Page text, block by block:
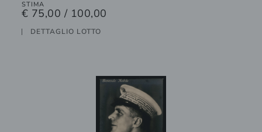
STIMA
€ 75,00 / 100,00
DETTAGLIO LOTTO